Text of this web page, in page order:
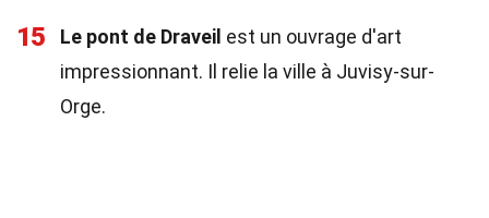
15 Le pont de Draveil est un ouvrage d'art
impressionnant. Il relie la ville à Juvisy-sur-
Orge.